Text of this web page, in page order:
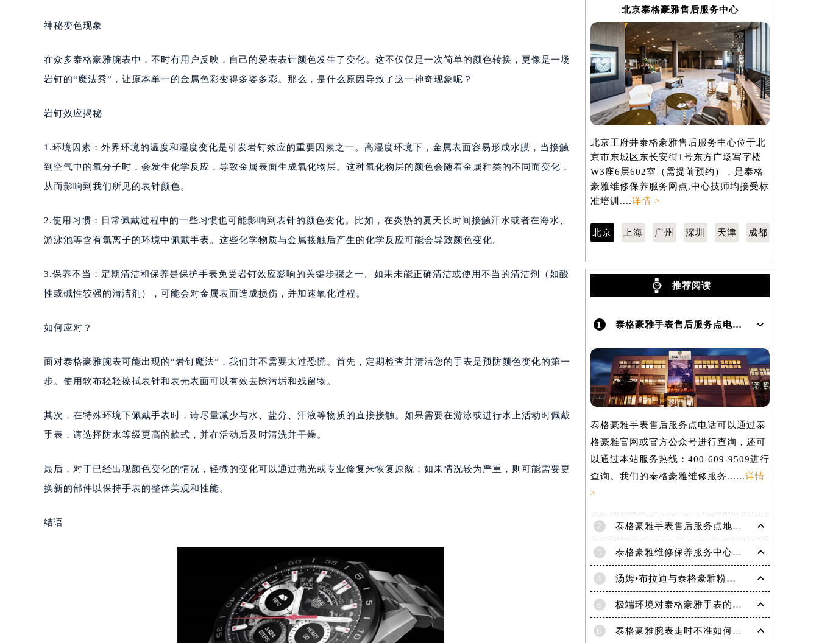
广州市越秀区环市东路371-375号世界贸易中心大厦南塔写字楼15层07室（需提前预约）
深圳市罗湖区深南东路5001号华润大厦写字楼17层1701室（需提前预约）
成都市锦江区人民东路6号SAC东原中心写字楼24层2406B室（需提前预约）
重庆市江北区观音桥步行街2号融恒时代广场写字楼9层902室（需提前预约）
沈阳市沈河区中街路137号亨得利名表服务中心（品牌授权店）1层整层（需提前预约）
沈阳市沈河区中街路83号亨得利名表服务中心（品牌授权店）1层整层（需提前预约）
温州市鹿城区锦绣路1067号置信广场10层1015室（需提前预约）
哈尔滨市道里区友谊西路600号富力中心T2座写字楼29层03室（需提前预约）
无锡市梁溪区人民中路139号恒隆广场写字楼1座11层1104室（需提前预约）
南通市崇川区工农路57号圆融广场写字楼16层1603室（需提前预约）
武汉市江汉区解放大道686号世界贸易大厦38层09室（需提前预约）
南宁市青秀区金湖路59号地王大厦12楼1224室（需提前预约）
泉州市丰泽区宝洲路729号浦西万达中心写字楼A座7楼709室（需提前预约）
青岛市南区山东路6号华润大厦B座22层04室（需提前预约）
石家庄市长安区中山东路39号勒泰中心写字楼B座13层07室（需提前预约）
西安市碑林区南关正街88号华侨城长安国际中心E座6楼10室（需提前预约）
海口市龙华区金贸东路5号海口华润大厦B座17层1707室（需提前预约）
唐山市路南区新华东道100号万达广场写字楼A座10层1002室（需提前预约）
台州市椒江区东海大道1800号腾达中心东1幢20楼2002室（需提前预约）
神秘变色现象
在众多泰格豪雅腕表中，不时有用户反映，自己的爱表表针颜色发生了变化。这不仅仅是一次简单的颜色转换，更像是一场
岩钉的“魔法秀”，让原本单一的金属色彩变得多姿多彩。那么，是什么原因导致了这一神奇现象呢？
岩钉效应揭秘
1.环境因素：外界环境的温度和湿度变化是引发岩钉效应的重要因素之一。高湿度环境下，金属表面容易形成水膜，当接触
到空气中的氧分子时，会发生化学反应，导致金属表面生成氧化物层。这种氧化物层的颜色会随着金属种类的不同而变化，
从而影响到我们所见的表针颜色。
2.使用习惯：日常佩戴过程中的一些习惯也可能影响到表针的颜色变化。比如，在炎热的夏天长时间接触汗水或者在海水、
游泳池等含有氯离子的环境中佩戴手表。这些化学物质与金属接触后产生的化学反应可能会导致颜色变化。
3.保养不当：定期清洁和保养是保护手表免受岩钉效应影响的关键步骤之一。如果未能正确清洁或使用不当的清洁剂（如酸
性或碱性较强的清洁剂），可能会对金属表面造成损伤，并加速氧化过程。
如何应对？
面对泰格豪雅腕表可能出现的“岩钉魔法”，我们并不需要太过恐慌。首先，定期检查并清洁您的手表是预防颜色变化的第一
步。使用软布轻轻擦拭表针和表壳表面可以有效去除污垢和残留物。
其次，在特殊环境下佩戴手表时，请尽量减少与水、盐分、汗液等物质的直接接触。如果需要在游泳或进行水上活动时佩戴
手表，请选择防水等级更高的款式，并在活动后及时清洗并干燥。
最后，对于已经出现颜色变化的情况，轻微的变化可以通过抛光或专业修复来恢复原貌；如果情况较为严重，则可能需要更
换新的部件以保持手表的整体美观和性能。
结语
北京泰格豪雅售后服务中心
北京王府井泰格豪雅售后服务中心位于北
京市东城区东长安街1号东方广场写字楼
W3座6层602室（需提前预约），是泰格
豪雅维修保养服务网点,中心技师均接受标
准培训....详情 >
北京 上海 广州 深圳 天津 成都
推荐阅读
1 泰格豪雅手表售后服务点电话是多少？
泰格豪雅手表售后服务点电话可以通过泰
格豪雅官网或官方公众号进行查询，还可
以通过本站服务热线：400-609-9509进行
查询。我们的泰格豪雅维修服务......详情
>
2 泰格豪雅手表售后服务点地址在哪里？
3 泰格豪雅维修保养服务中心介绍 | 泰格豪雅
4 汤姆•布拉迪与泰格豪雅粉丝于波士顿共庆历史性胜利
5 极端环境对泰格豪雅手表的影响(极端环境对手表的危害)
6 泰格豪雅腕表走时不准如何解决